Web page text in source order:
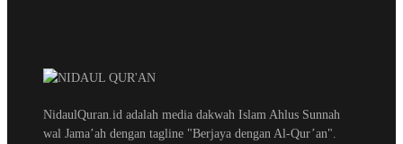
NidaulQuran.id adalah media dakwah Islam Ahlus Sunnah
wal Jama’ah dengan tagline "Berjaya dengan Al-Qur’an".